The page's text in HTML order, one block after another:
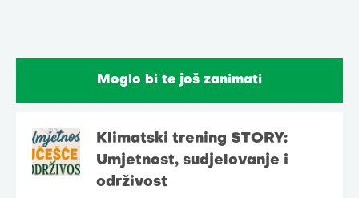
Moglo bi te još zanimati
Klimatski trening STORY:
Umjetnost, sudjelovanje i
održivost